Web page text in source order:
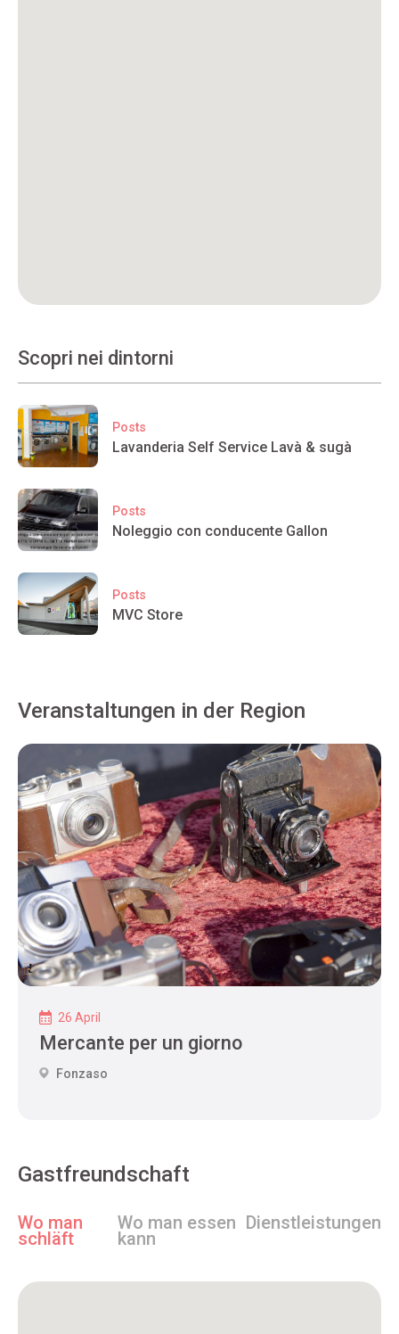
Scopri nei dintorni
Posts
Lavanderia Self Service Lavà & sugà
Posts
Noleggio con conducente Gallon
Posts
MVC Store
Veranstaltungen in der Region
26 April
Mercante per un giorno
Fonzaso
Gastfreundschaft
Wo man
schläft
Wo man essen
kann
Dienstleistungen